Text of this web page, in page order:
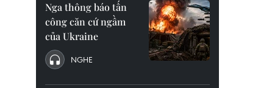
Nga thông báo tấn
công căn cứ ngầm
của Ukraine
NGHE